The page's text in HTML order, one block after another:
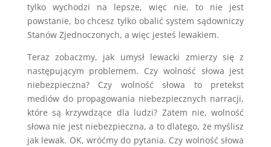
tylko wychodzi na lepsze, więc nie, to nie jest
powstanie, bo chcesz tylko obalić system sądowniczy
Stanów Zjednoczonych, a więc jesteś lewakiem.
Teraz zobaczmy, jak umysł lewacki zmierzy się z
następującym problemem. Czy wolność słowa jest
niebezpieczna? Czy wolność słowa to pretekst
mediów do propagowania niebezpiecznych narracji,
które są krzywdzące dla ludzi? Zatem nie, wolność
słowa nie jest niebezpieczna, a to dlatego, że myślisz
jak lewak. OK, wróćmy do pytania. Czy wolność słowa